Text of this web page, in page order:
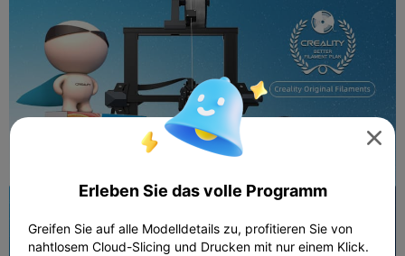

Erleben Sie das volle Programm
Greifen Sie auf alle Modelldetails zu, profitieren Sie von
nahtlosem Cloud-Slicing und Drucken mit nur einem Klick.